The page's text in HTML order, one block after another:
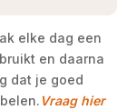
elke dag een
en daarna
dat je goed
Vraag hier